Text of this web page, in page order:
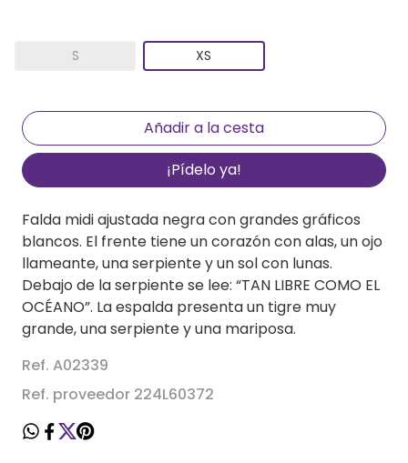
S XS
¡Pídelo ya!
Falda midi ajustada negra con grandes gráficos
blancos. El frente tiene un corazón con alas, un ojo
llameante, una serpiente y un sol con lunas.
Debajo de la serpiente se lee: “TAN LIBRE COMO EL
OCÉANO”. La espalda presenta un tigre muy
grande, una serpiente y una mariposa.
Ref. A02339
Ref. proveedor 224L60372